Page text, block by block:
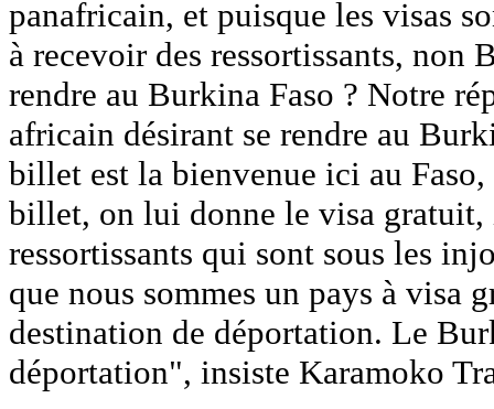
panafricain, et puisque les visas
à recevoir des ressortissants, non
rendre au Burkina Faso ? Notre
africain désirant se rendre au
billet est la bienvenue ici au
billet, on lui donne le visa
ressortissants qui sont sous les
que nous sommes un pays à visa
destination de déportation. Le
déportation", insiste Karamoko